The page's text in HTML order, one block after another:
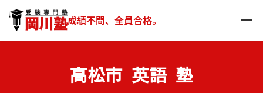
ン
ー
成績不問、全員合格。
高松市 英語 塾